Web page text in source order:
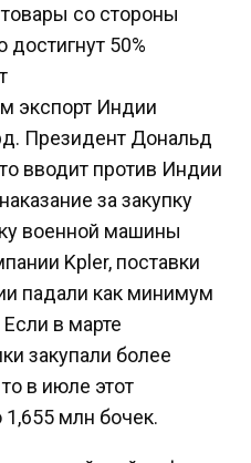
со стороны
50%
экспорт Индии
Президент Дональд
вводит против Индии
за закупку
военной машины
Kpler, поставки
падали как минимум
в марте
закупали более
в июле этот
1,655 млн бочек.